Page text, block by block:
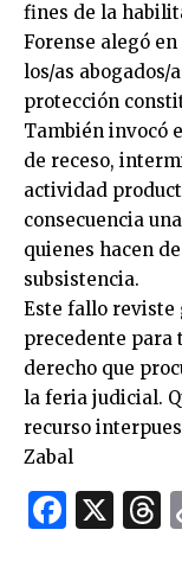
fines de la
Forense alegó
los/as abogados/
protección
También invocó
de receso,
actividad
consecuencia
quienes hacen
subsistencia.
Este fallo reviste
precedente para
derecho que
la feria judicial.
recurso
Zabal
X